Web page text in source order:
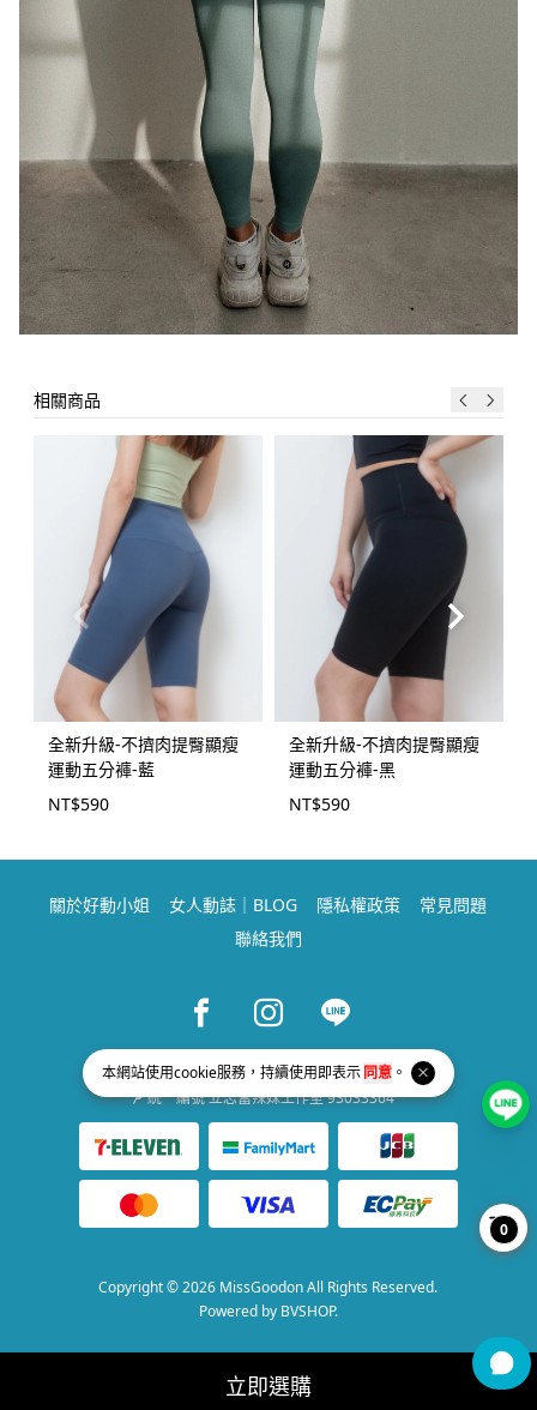
本網站使用cookie服務，持續使用即表示同意 。
立即選購
全新升級-不擠肉提臀顯瘦
運動五分褲-藍
NT$590
全新升級-不擠肉提臀顯瘦
運動五分褲-黑
NT$590
相關商品
關於好動小姐 女人動誌｜BLOG 隱私權政策
常見問題
聯絡我們
Facebook pageInstagram page
Line page
統一編號 立志當辣妹工作室 93033364
Copyright © 2026 MissGoodon All Rights Reserved.
Powered by BVSHOP.
0